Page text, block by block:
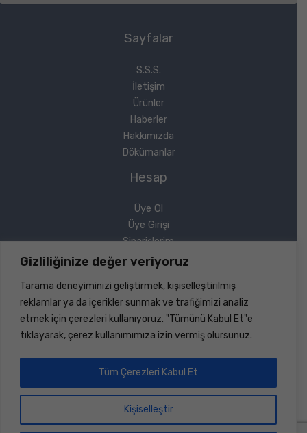
Gizliliğinize değer veriyoruz
Tarama deneyiminizi geliştirmek, kişiselleştirilmiş
reklamlar ya da içerikler sunmak ve trafiğimizi analiz
etmek için çerezleri kullanıyoruz. "Tümünü Kabul Et"e
tıklayarak, çerez kullanımımıza izin vermiş olursunuz.
Kişiselleştir
Tüm Çerezleri Kabul Et
Sayfalar
S.S.S.
İletişim
Ürünler
Haberler
Hakkımızda
Dökümanlar
Hesap
Üye Ol
Üye Girişi
Siparişlerim
Sipariş Takip
Yasal
Gizlilik Politikası
Copyright © 2026 Sinerji Rulman | Her Hakkı Saklıdır |